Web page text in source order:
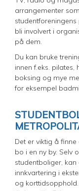
arrangementer
bli involvert i
på dem.
Du kan bruke
innen f.eks. pilates,
boksing og mye
for eksempel
Det er viktig å
bo i en ny by. Selv
studentboliger,
innkvartering i
og